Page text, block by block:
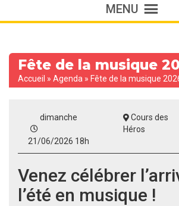
MENU
Fête de la musique
Accueil » Agenda » Fête de la musique
dimanche
21/06/2026 18h
Cours des
Héros
Venez célébrer
l’été en musique !